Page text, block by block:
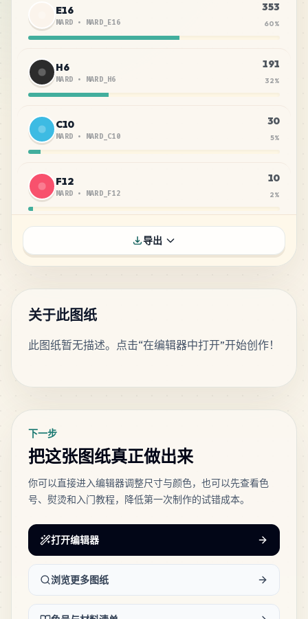
E16
MARD • MARD_E16
353
60%
H6
MARD • MARD_H6
191
32%
C10
MARD • MARD_C10
30
5%
F12
MARD • MARD_F12
10
2%
%
MARD• MARD_H18
3
H12
导出
关于此图纸
此图纸暂无描述。点击“在编辑器中打开”开始创作！
下一步
把这张图纸真正做出来
你可以直接进入编辑器调整尺寸与颜色，也可以先查看色
号、熨烫和入门教程，降低第一次制作的试错成本。
打开编辑器
浏览更多图纸